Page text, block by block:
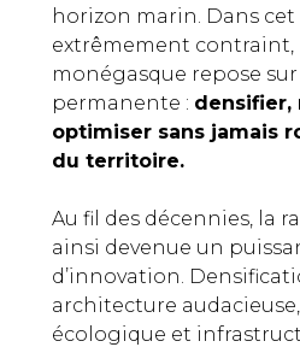
horizon marin. Dans cet
extrêmement contraint,
monégasque repose
permanente : densifier,
optimiser sans jamais
du territoire.
Au fil des décennies, la
ainsi devenue un
d’innovation.
architecture
écologique et